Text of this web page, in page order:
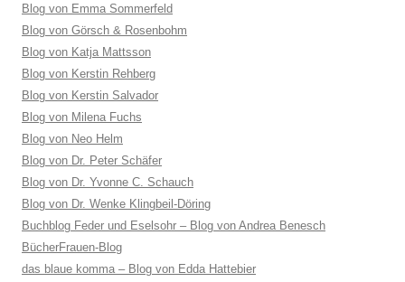
Blog von Emma Sommerfeld
Blog von Görsch & Rosenbohm
Blog von Katja Mattsson
Blog von Kerstin Rehberg
Blog von Kerstin Salvador
Blog von Milena Fuchs
Blog von Neo Helm
Blog von Dr. Peter Schäfer
Blog von Dr. Yvonne C. Schauch
Blog von Dr. Wenke Klingbeil-Döring
Buchblog Feder und Eselsohr – Blog von Andrea Benesch
BücherFrauen-Blog
das blaue komma – Blog von Edda Hattebier